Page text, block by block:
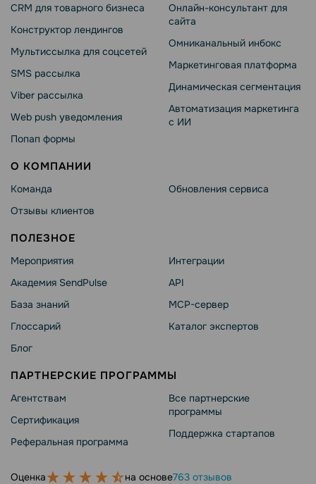
CRM для товарного бизнеса
Конструктор лендингов
Мультиссылка для соцсетей
SMS рассылка
Viber рассылка
Web push уведомления
Попап формы
Онлайн-консультант для
сайта
Омниканальный инбокс
Маркетинговая платформа
Динамическая сегментация
Автоматизация маркетинга
с ИИ
О КОМПАНИИ
Команда
Отзывы клиентов
Обновления сервиса
ПОЛЕЗНОЕ
Мероприятия
Академия SendPulse
База знаний
Глоссарий
Блог
Интеграции
API
MCP-сервер
Каталог экспертов
ПАРТНЕРСКИЕ ПРОГРАММЫ
Агентствам
Сертификация
Реферальная программа
Все партнерские
программы
Поддержка стартапов
Оценка на основе763 отзывов